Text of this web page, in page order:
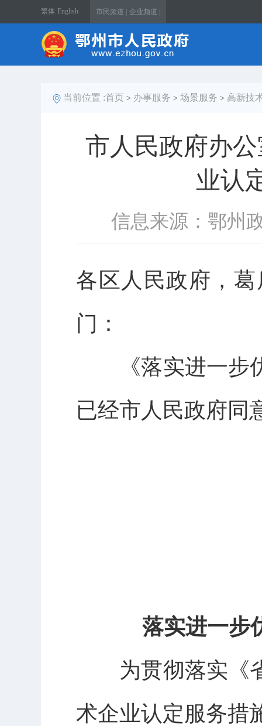
繁体 English 市民频道 | 企业频道 |
当前位置 :首页 > 办事服务 > 场景服务 > 高新技
市人民政府办
业认
信息来源：鄂州
各区人民政府，
门：
《落实进一步优
已经市人民政府同
落实进一步
为贯彻落实《省
术企业认定服务措